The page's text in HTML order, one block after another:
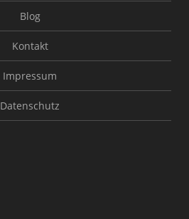
Blog
Kontakt
Impressum
Datenschutz